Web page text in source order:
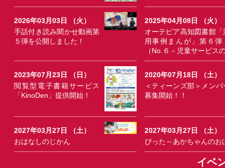
2026年03月03日 （火）
手話付き読み聞かせ動画第
５弾を公開しました！
2025年04月08日 （火）
オーテピア高知図書館「
用事例まんが」第６弾
（No.６－児童サービス
2023年07月23日 （日）
閲覧型電子書籍サービス
「KinoDen」提供開始！
2020年07月18日 （土）
＜ティーンズ部＞メンバ
募集開始！！
2027年03月27日 （土）
おはなしのじかん
2027年03月27日 （土）
ぴった～あかちゃんのお
イベ